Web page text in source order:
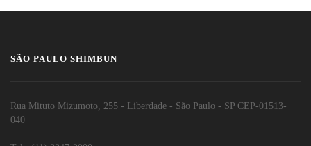
SÃO PAULO SHIMBUN
Rua Mituto Mizumoto, 255 - Liberdade - São Paulo - SP CEP-01513-
040